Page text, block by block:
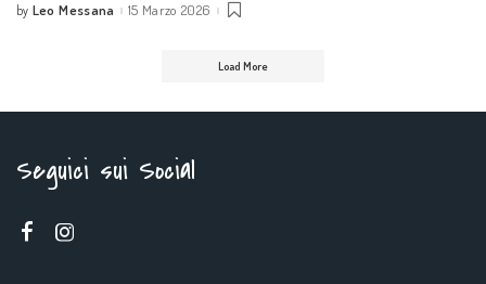
Posted
by Leo Messana 15 Marzo 2026
Load More
Seguici sui Social